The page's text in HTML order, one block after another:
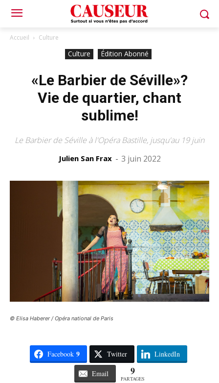
Accueil Culture
Culture Édition Abonné
«Le Barbier de Séville»?
Vie de quartier, chant
sublime!
Le Barbier de Séville à l'Opéra Bastille, jusqu'au 19 juin
Julien San Frax - 3 juin 2022
© Elisa Haberer / Opéra national de Paris
Facebook 9 Twitter LinkedIn
Email 9
PARTAGES